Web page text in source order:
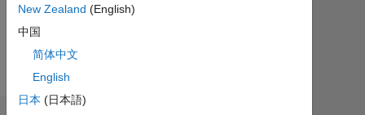
All
the
MATLAB
さ
ら
に
示
New Zealand (English)
中国
简体中文
English
日本 (日本語)